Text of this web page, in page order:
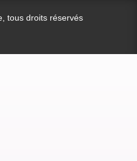
tous droits réservés